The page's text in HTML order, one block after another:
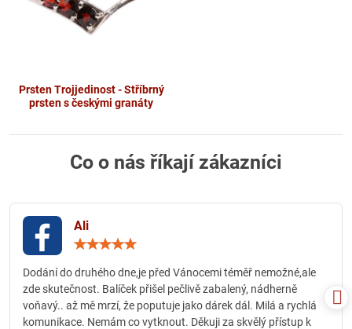
Prsten Trojjedinost - Stříbrný
prsten s českými granáty
Co o nás říkají zákazníci
Ali
5
Dodání do druhého dne,je před Vánocemi téměř nemožné,ale
zde skutečnost. Balíček přišel pečlivě zabalený, nádherně
voňavý.. až mě mrzí, že poputuje jako dárek dál. Milá a rychlá
komunikace. Nemám co vytknout. Děkuji za skvělý přístup k